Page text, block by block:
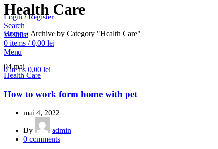
Login / Register
Search
Wishlist
0 items / 0,00 lei
Menu
0items 0,00 lei
Health Care
Home» Archive by Category "Health Care"
04mai
Health Care
How to work form home with pet
mai 4, 2022
By
admin
0 comments